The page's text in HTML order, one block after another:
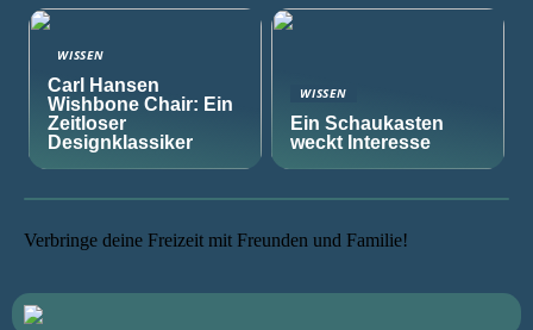
WISSEN
Carl Hansen
Wishbone Chair: Ein
Zeitloser
Designklassiker
WISSEN
Ein Schaukasten
weckt Interesse
Verbringe deine Freizeit mit Freunden und Familie!